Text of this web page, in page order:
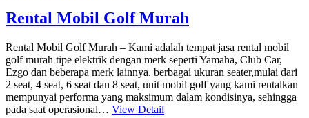
Rental Mobil Golf Murah
Rental Mobil Golf Murah – Kami adalah tempat jasa rental mobil
golf murah tipe elektrik dengan merk seperti Yamaha, Club Car,
Ezgo dan beberapa merk lainnya. berbagai ukuran seater,mulai dari
2 seat, 4 seat, 6 seat dan 8 seat, unit mobil golf yang kami rentalkan
mempunyai performa yang maksimum dalam kondisinya, sehingga
pada saat operasional… View Detail